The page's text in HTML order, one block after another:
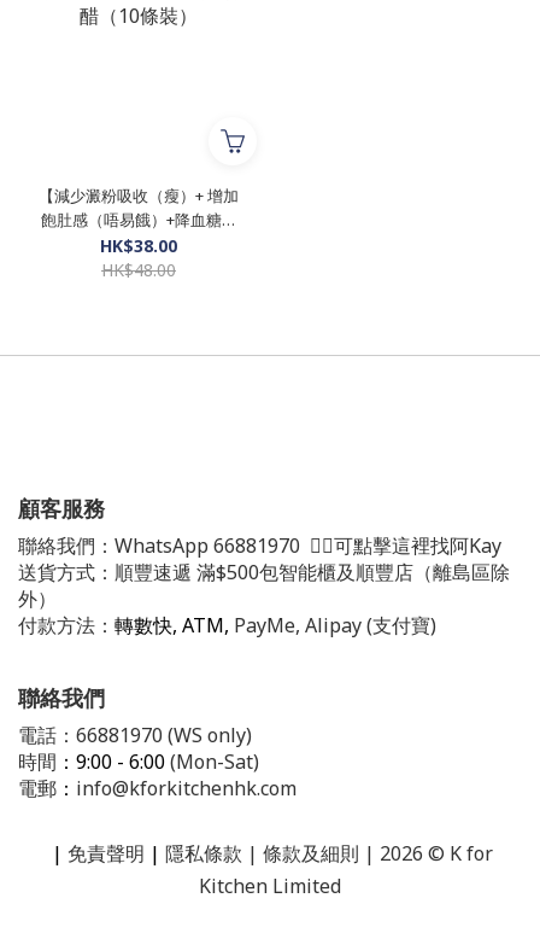
【減少澱粉吸收（瘦）+ 增加
飽肚感（唔易餓）+降血糖血
脂】$100/3盒：肉桂蘋果醋
（10條裝）
HK$38.00
HK$48.00
顧客服務
聯絡我們： WhatsApp 66881970 👈🏻可點擊這裡找阿Kay
送貨方式：順豐速遞 滿$500包智能櫃及順豐店（離島區除
外）
付款方法： 轉數快, ATM, PayMe, Alipay (支付寶)
聯絡我們
電話：66881970 (WS only)
時間 ：9:00 - 6:00(Mon-Sat)
電郵 ： info@kforkitchenhk.com
| 免責聲明 | 隱私條款 | 條款及細則 | 2026 © K for
Kitchen Limited